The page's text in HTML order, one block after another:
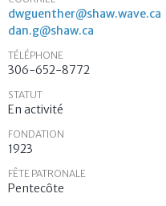
dwguenther@shaw.wave.ca
dan.g@shaw.ca
TÉLÉPHONE
306-652-8772
STATUT
En activité
FONDATION
1923
FÊTE PATRONALE
Pentecôte